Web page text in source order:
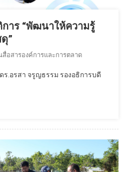
าร “พัฒนาให้ความรู้
”
สื่อสารองค์การและการตลาด
ร.อรสา จรูญธรรม รองอธิการบดี